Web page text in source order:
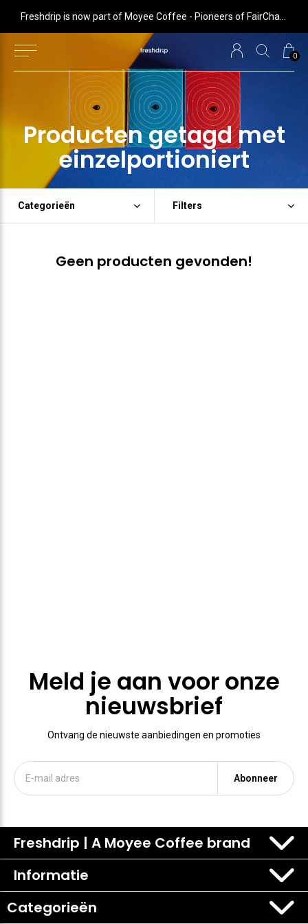
0
Producten getagd met
einzelportioniert
Categorieën Filters
Geen producten gevonden!
Meld je aan voor onze
nieuwsbrief
Ontvang de nieuwste aanbiedingen en promoties
Abonneer
Freshdrip | A Moyee Coffee brand
Informatie
Categorieën